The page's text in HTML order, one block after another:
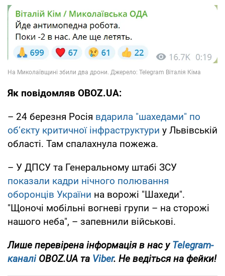
Як повідомляв OBOZ.UA:
– 24 березня Росія вдарила "шахедами" по
об’єкту критичної інфраструктури у Львівській
області. Там спалахнула пожежа.
– У ДПСУ та Генеральному штабі ЗСУ
показали кадри нічного полювання
оборонців України на ворожі "Шахеди".
"Щоночі мобільні вогневі групи – на сторожі
нашого неба", – запевнили військові.
Лише перевірена інформація в нас уTelegram-
каналіOBOZ.UA та Viber. Не ведіться на фейки!